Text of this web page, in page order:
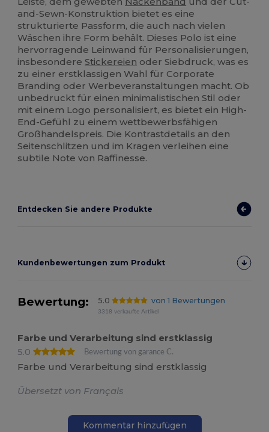
and-Sewn-Konstruktion bietet es eine
strukturierte Passform, die auch nach vielen
Wäschen ihre Form behält. Dieses Polo ist eine
hervorragende Leinwand für Personalisierungen,
insbesondereStickereien oder Siebdruck, was es
zu einer erstklassigen Wahl für Corporate
Branding oder Werbeveranstaltungen macht. Ob
unbedruckt für einen minimalistischen Stil oder
mit einem Logo personalisiert, es bietet ein High-
End-Gefühl zu einem wettbewerbsfähigen
Großhandelspreis. Die Kontrastdetails an den
Seitenschlitzen und im Kragen verleihen eine
subtile Note von Raffinesse.
Entdecken Sie andere Produkte
Kundenbewertungen zum Produkt
Bewertung: 5.0 von 1 Bewertungen
3318 verkaufte Artikel
Farbe und Verarbeitung sind erstklassig
5.0
Bewertung von garance C.
Farbe und Verarbeitung sind erstklassig
Übersetzt von Français
Kommentar hinzufügen